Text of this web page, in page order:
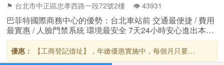
⚑ 台北市中正區忠孝西路一段72號2樓 👁️‍ 43931
巴菲特國際商務中心的優勢：台北車站前 交通最便捷 / 費用
最實惠 / 人臉門禁系統 環境最安全 7天24小時安心進出本中
心 / 星巴克咖啡喝到飽 服務最貼心 / 獨立變頻空調 / 隔音電
話亭隱私有保障
優惠：
【工商登記借址】，年繳優惠實施中，每個月只要
NT$2,000 +5%稅 (年繳方案優惠價全年NT$24,000 +5%稅)，機